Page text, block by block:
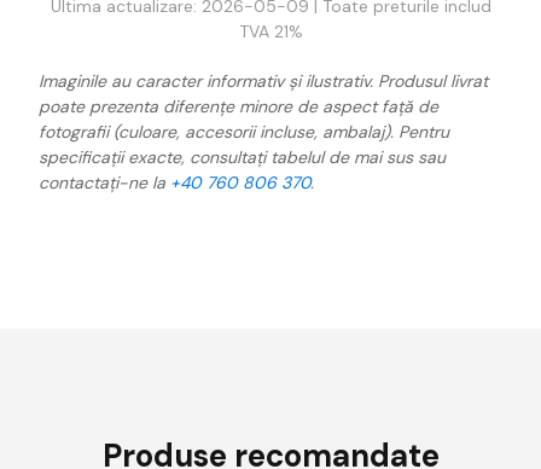
Ultima actualizare: 2026-05-09 | Toate preturile includ
TVA 21%
Imaginile au caracter informativ și ilustrativ. Produsul livrat
poate prezenta diferențe minore de aspect față de
fotografii (culoare, accesorii incluse, ambalaj). Pentru
specificații exacte, consultați tabelul de mai sus sau
contactați-ne la +40 760 806 370.
Produse recomandate